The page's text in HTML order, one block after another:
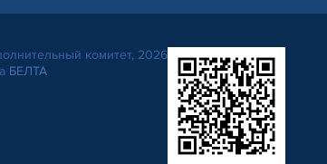
комитет, 2026
БЕЛТА